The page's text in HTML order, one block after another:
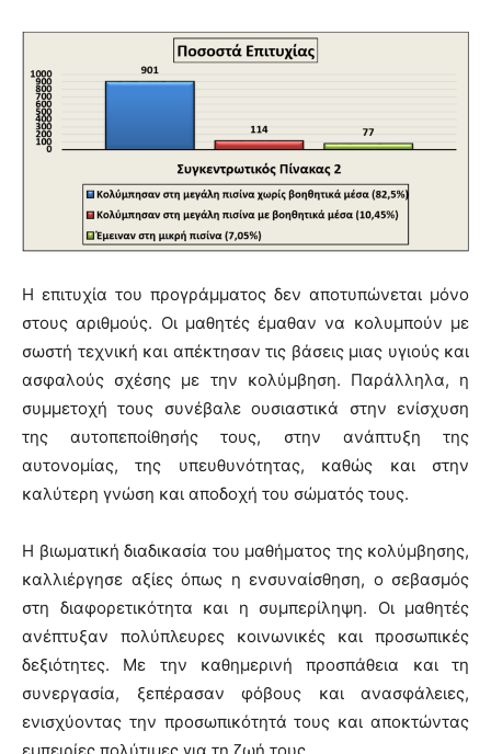
Η επιτυχία του προγράμματος δεν αποτυπώνεται μόνο
στους αριθμούς. Οι μαθητές έμαθαν να κολυμπούν με
σωστή τεχνική και απέκτησαν τις βάσεις μιας υγιούς και
ασφαλούς σχέσης με την κολύμβηση. Παράλληλα, η
συμμετοχή τους συνέβαλε ουσιαστικά στην ενίσχυση
της αυτοπεποίθησής τους, στην ανάπτυξη της
αυτονομίας, της υπευθυνότητας, καθώς και στην
καλύτερη γνώση και αποδοχή του σώματός τους.
Η βιωματική διαδικασία του μαθήματος της κολύμβησης,
καλλιέργησε αξίες όπως η ενσυναίσθηση, ο σεβασμός
στη διαφορετικότητα και η συμπερίληψη. Οι μαθητές
ανέπτυξαν πολύπλευρες κοινωνικές και προσωπικές
δεξιότητες. Με την καθημερινή προσπάθεια και τη
συνεργασία, ξεπέρασαν φόβους και ανασφάλειες,
ενισχύοντας την προσωπικότητά τους και αποκτώντας